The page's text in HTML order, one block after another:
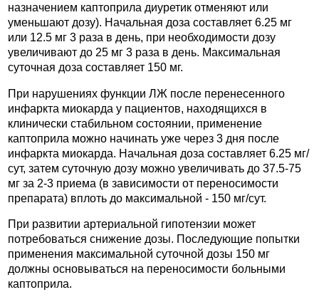
назначением каптоприла диуретик отменяют или
уменьшают дозу). Начальная доза составляет 6.25 мг
или 12.5 мг 3 раза в день, при необходимости дозу
увеличивают до 25 мг 3 раза в день. Максимальная
суточная доза составляет 150 мг.
При нарушениях функции ЛЖ после перенесенного
инфаркта миокарда у пациентов, находящихся в
клинически стабильном состоянии, применение
каптоприла можно начинать уже через 3 дня после
инфаркта миокарда. Начальная доза составляет 6.25 мг/
сут, затем суточную дозу можно увеличивать до 37.5-75
мг за 2-3 приема (в зависимости от переносимости
препарата) вплоть до максимальной - 150 мг/сут.
При развитии артериальной гипотензии может
потребоваться снижение дозы. Последующие попытки
применения максимальной суточной дозы 150 мг
должны основываться на переносимости больными
каптоприла.